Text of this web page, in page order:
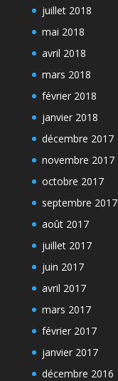
juillet 2018
mai 2018
avril 2018
mars 2018
février 2018
janvier 2018
décembre 2017
novembre 2017
octobre 2017
septembre 2017
août 2017
juillet 2017
juin 2017
avril 2017
mars 2017
février 2017
janvier 2017
décembre 2016